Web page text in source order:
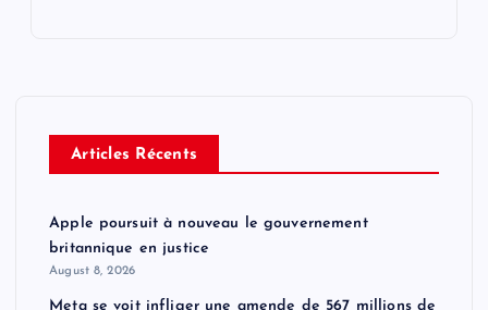
Articles Récents
Apple poursuit à nouveau le gouvernement
britannique en justice
August 8, 2026
Meta se voit infliger une amende de 567 millions de